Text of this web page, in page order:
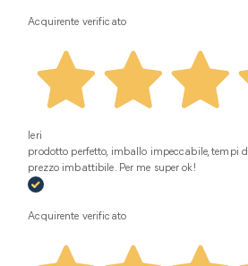
Acquirente verificato
Ieri
prodotto perfetto, imballo impeccabile, tempi
prezzo imbattibile. Per me super ok!
Acquirente verificato